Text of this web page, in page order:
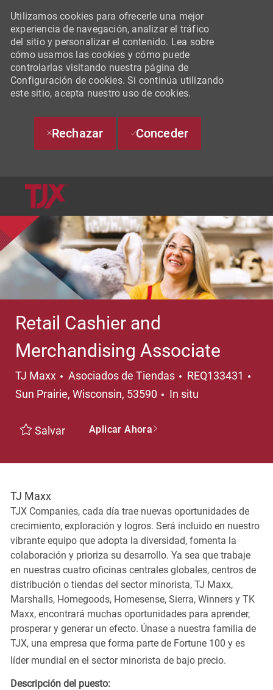
Utilizamos cookies para ofrecerle una mejor
experiencia de navegación, analizar el tráfico
del sitio y personalizar el contenido. Lea sobre
cómo usamos las cookies y cómo puede
controlarlas visitando nuestra página de
Configuración de cookies. Si continúa utilizando
este sitio, acepta nuestro uso de cookies.
Rechazar Conceder
Retail Cashier and
Merchandising Associate
TJ Maxx Categoría
Asociados de Tiendas REQ133431
Sun Prairie, Wisconsin, 53590
In situ
Salvar Aplicar Ahora
TJ Maxx
TJX Companies, cada día trae nuevas oportunidades de
crecimiento, exploración y logros. Será incluido en nuestro
vibrante equipo que adopta la diversidad, fomenta la
colaboración y prioriza su desarrollo. Ya sea que trabaje
en nuestras cuatro oficinas centrales globales, centros de
distribución o tiendas del sector minorista, TJ Maxx,
Marshalls, Homegoods, Homesense, Sierra, Winners y TK
Maxx, encontrará muchas oportunidades para aprender,
prosperar y generar un efecto. Únase a nuestra familia de
TJX, una empresa que forma parte de Fortune 100 y es
líder mundial en el sector minorista de bajo precio.
Descripción del puesto: